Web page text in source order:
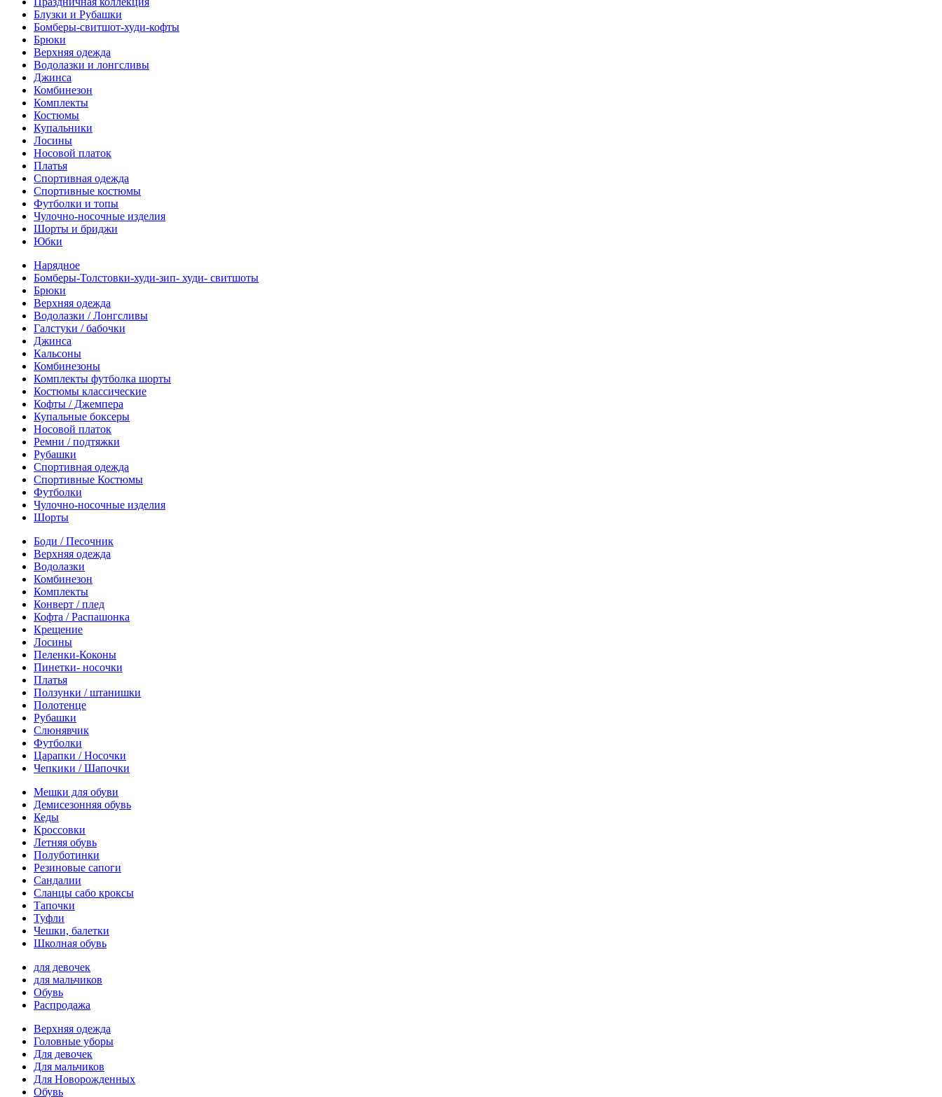
Блузки и Рубашки
Бомберы-свитшот-худи-кофты
Брюки
Верхняя одежда
Водолазки и лонгсливы
Джинса
Комбинезон
Комплекты
Костюмы
Купальники
Лосины
Носовой платок
Платья
Спортивная одежда
Спортивные костюмы
Футболки и топы
Чулочно-носочные изделия
Шорты и бриджи
Юбки
Нарядное
Бомберы-Толстовки-худи-зип- худи- свитшоты
Брюки
Верхняя одежда
Водолазки / Лонгсливы
Галстуки / бабочки
Джинса
Кальсоны
Комбинезоны
Комплекты футболка шорты
Костюмы классические
Кофты / Джемпера
Купальные боксеры
Носовой платок
Ремни / подтяжки
Рубашки
Спортивная одежда
Спортивные Костюмы
Футболки
Чулочно-носочные изделия
Шорты
Боди / Песочник
Верхняя одежда
Водолазки
Комбинезон
Комплекты
Конверт / плед
Кофта / Распашонка
Крещение
Лосины
Пеленки-Коконы
Пинетки- носочки
Платья
Ползунки / штанишки
Полотенце
Рубашки
Слюнявчик
Футболки
Царапки / Носочки
Чепкики / Шапочки
Мешки для обуви
Демисезонняя обувь
Кеды
Кроссовки
Летняя обувь
Полуботинки
Резиновые сапоги
Сандалии
Сланцы сабо кроксы
Тапочки
Туфли
Чешки, балетки
Школная обувь
для девочек
для мальчиков
Обувь
Распродажа
Верхняя одежда
Головные уборы
Для девочек
Для мальчиков
Для Новорожденных
Обувь